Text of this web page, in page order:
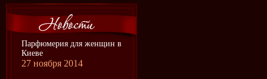
Парфюмерия для женщин в
Киеве
27 ноября 2014